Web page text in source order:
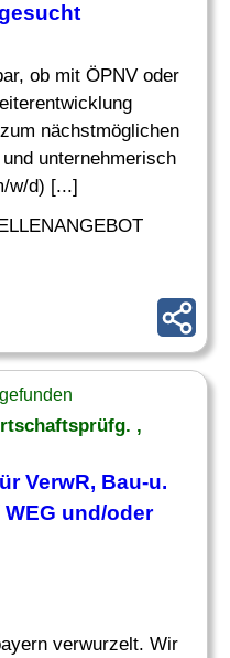
ob mit ÖPNV oder
nächstmöglichen
unternehmerisch
w/d) [...]
,
VerwR, Bau-u.
und/oder
verwurzelt. Wir